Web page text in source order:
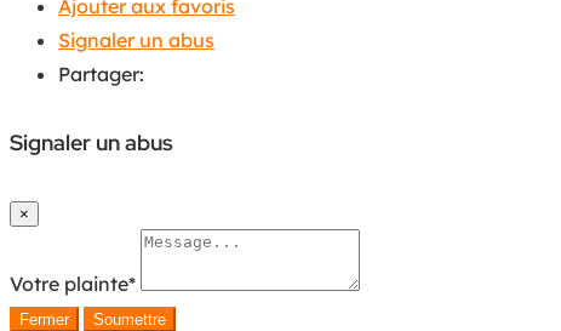
Ajouter aux favoris
Signaler un abus
Partager:
Signaler un abus
×
Votre plainte*
Fermer Soumettre